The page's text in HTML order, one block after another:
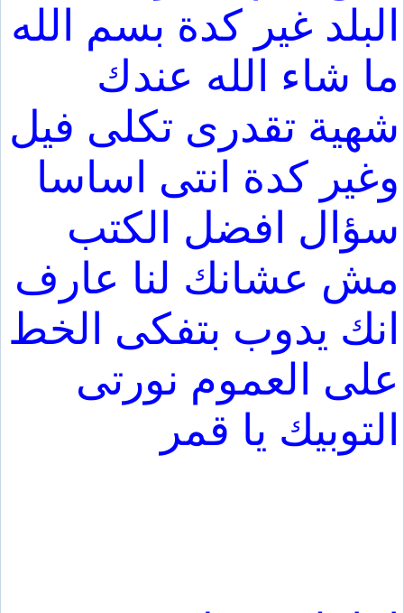
البلد غير كدة بسم الله
ما شاء الله عندك
شهية تقدرى تكلى فيل
وغير كدة انتى اساسا
سؤال افضل الكتب
مش عشانك لنا عارف
انك يدوب بتفكى الخط
على العموم نورتى
التوبيك يا قمر